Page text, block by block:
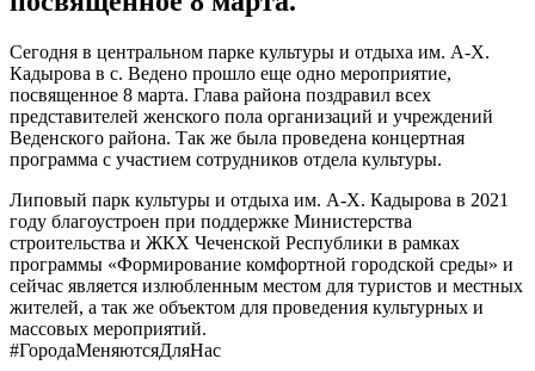
Сегодня в центральном парке культуры и отдыха им. А-Х.
Кадырова в с. Ведено прошло еще одно мероприятие,
посвященное 8 марта. Глава района поздравил всех
представителей женского пола организаций и учреждений
Веденского района. Так же была проведена концертная
программа с участием сотрудников отдела культуры.
Липовый парк культуры и отдыха им. А-Х. Кадырова в 2021
году благоустроен при поддержке Министерства
строительства и ЖКХ Чеченской Республики в рамках
программы «Формирование комфортной городской среды» и
сейчас является излюбленным местом для туристов и местных
жителей, а так же объектом для проведения культурных и
массовых мероприятий.
#ГородаМеняютсяДляНас